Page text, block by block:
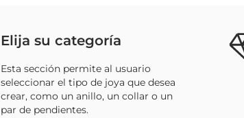
Elija su categoría
Esta sección permite al usuario
seleccionar el tipo de joya que desea
crear, como un anillo, un collar o un
par de pendientes.